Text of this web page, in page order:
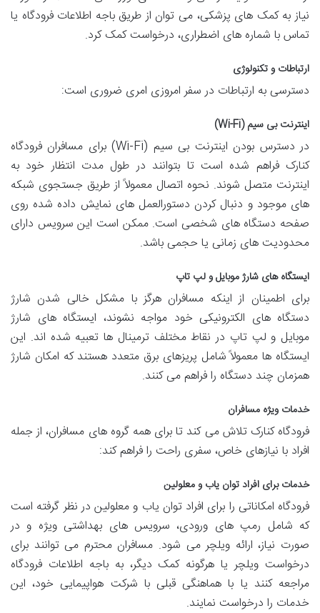
نیاز به کمک های پزشکی، می توان از طریق باجه اطلاعات فرودگاه یا
تماس با شماره های اضطراری، درخواست کمک کرد.
ارتباطات و تکنولوژی
دسترسی به ارتباطات در سفر امروزی امری ضروری است:
اینترنت بی سیم (Wi-Fi)
در دسترس بودن اینترنت بی سیم (Wi-Fi) برای مسافران فرودگاه
کنارک فراهم شده است تا بتوانند در طول مدت انتظار خود به
اینترنت متصل شوند. نحوه اتصال معمولاً از طریق جستجوی شبکه
های موجود و دنبال کردن دستورالعمل های نمایش داده شده روی
صفحه دستگاه های شخصی است. ممکن است این سرویس دارای
محدودیت های زمانی یا حجمی باشد.
ایستگاه های شارژ موبایل و لپ تاپ
برای اطمینان از اینکه مسافران هرگز با مشکل خالی شدن شارژ
دستگاه های الکترونیکی خود مواجه نشوند، ایستگاه های شارژ
موبایل و لپ تاپ در نقاط مختلف ترمینال ها تعبیه شده اند. این
ایستگاه ها معمولاً شامل پریزهای برق متعدد هستند که امکان شارژ
همزمان چند دستگاه را فراهم می کنند.
خدمات ویژه مسافران
فرودگاه کنارک تلاش می کند تا برای همه گروه های مسافران، از جمله
افراد با نیازهای خاص، سفری راحت را فراهم کند:
خدمات برای افراد توان یاب و معلولین
فرودگاه امکاناتی را برای افراد توان یاب و معلولین در نظر گرفته است
که شامل رمپ های ورودی، سرویس های بهداشتی ویژه و در
صورت نیاز، ارائه ویلچر می شود. مسافران محترم می توانند برای
درخواست ویلچر یا هرگونه کمک دیگر، به باجه اطلاعات فرودگاه
مراجعه کنند یا با هماهنگی قبلی با شرکت هواپیمایی خود، این
خدمات را درخواست نمایند.